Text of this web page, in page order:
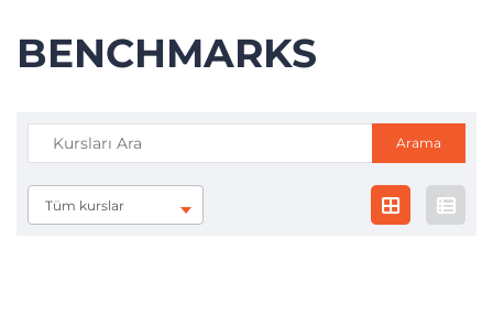
BENCHMARKS
Arama:
Tüm kurslar